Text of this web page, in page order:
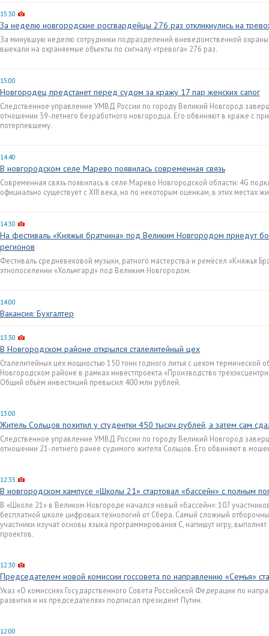
15:30
За неделю новгородские росгвардейцы 276 раз откликнулись на
За минувшую неделю сотрудники подразделений вневедомственной
выехали на охраняемые объекты по сигналу «тревога» 276 раз.
15:00
Новгородец предстанет перед судом за кражу 17 пар женских сапог
Следственное управление УМВД России по городу Великий Новгород
отношении 39-летнего безработного новгородца. Его обвиняют в краже с
потерпевшему.
14:40
В новгородском селе Марево появилась современная связь
Современная связь появилась в селе Марево Новгородской области: 4G
официально существует с XIII века, но по некоторым оценкам, в этих местах
14:30
На фестиваль «Княжья братчина» под Великим Новгородом приедут
регионов
Фестиваль средневековой музыки, ратного мастерства и ремёсел «Княжья
этнопоселении «Хольмгард» под Великим Новгородом.
14:00
Вакансия: Бухгалтер
13:30
В Новгородском районе открылся сталелитейный цех
Сталелитейных цех мощностью 150 тонн годного литья с цехом термической
Новгородском районе в рамках инвестпроекта «Производство
Общий объём инвестиций превысил 400 млн рублей.
13:00
Житель Сольцов похитил у студентки 450 тысяч рублей, а затем сам
Следственное управление УМВД России по городу Великий Новгород
отношении 21-летнего ранее судимого жителя Сольцов. Его обвиняют в
12:35
В новгородском кампусе «Школы 21» стартовал «бассейн» с полным
В «Школе 21» в Великом Новгороде начался новый «бассейн»: 107
бесплатной школе цифровых технологий от Сбера. Самый сложный
участники изучат основы языка программирования С, напишут игру,
проектов.
12:30
Председателем новой комиссии госсовета по направлению «Семья»
Указ «О комиссиях Государственного Совета Российской Федерации по
развития и их председателях» подписал президент Путин.
12:00